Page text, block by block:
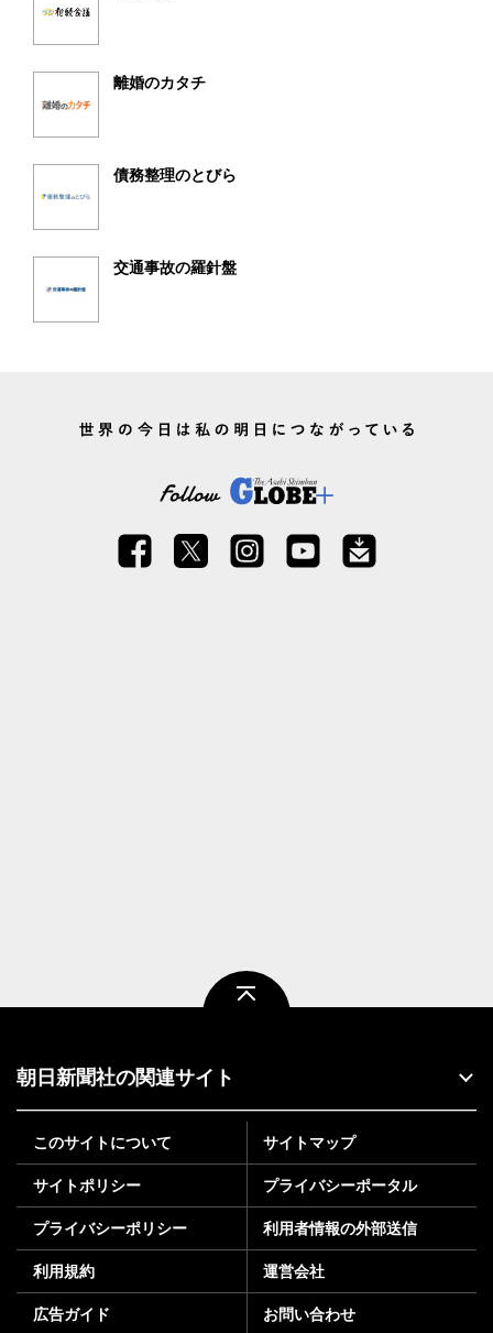
離婚のカタチ
債務整理のとびら
交通事故の羅針盤
朝日新聞社の関連サイト
このサイトについて サイトマップ
サイトポリシー プライバシーポータル
プライバシーポリシー 利用者情報の外部送信
利用規約 運営会社
広告ガイド お問い合わせ